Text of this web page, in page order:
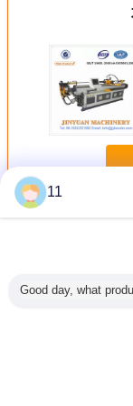
더 많은 것
11
Good day, what